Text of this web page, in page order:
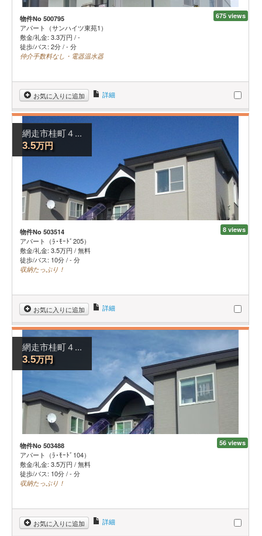
675 views
物件No 500795
アパート（サンハイツ東苑1）
敷金/礼金: 3.3万円 /-
徒歩/バス: 2分 / - 分
仲介手数料なし・電器温水器
お気に入りに追加 詳細
網走市桂町４...
3.5万円
8 views
物件No 503514
アパート（ﾗ･ﾓｰﾄﾞ205）
敷金/礼金: 3.5万円 /無料
徒歩/バス: 10分 / - 分
収納たっぷり！
お気に入りに追加 詳細
網走市桂町４...
3.5万円
56 views
物件No 503488
アパート（ﾗ･ﾓｰﾄﾞ104）
敷金/礼金: 3.5万円 /無料
徒歩/バス: 10分 / - 分
収納たっぷり！
お気に入りに追加 詳細